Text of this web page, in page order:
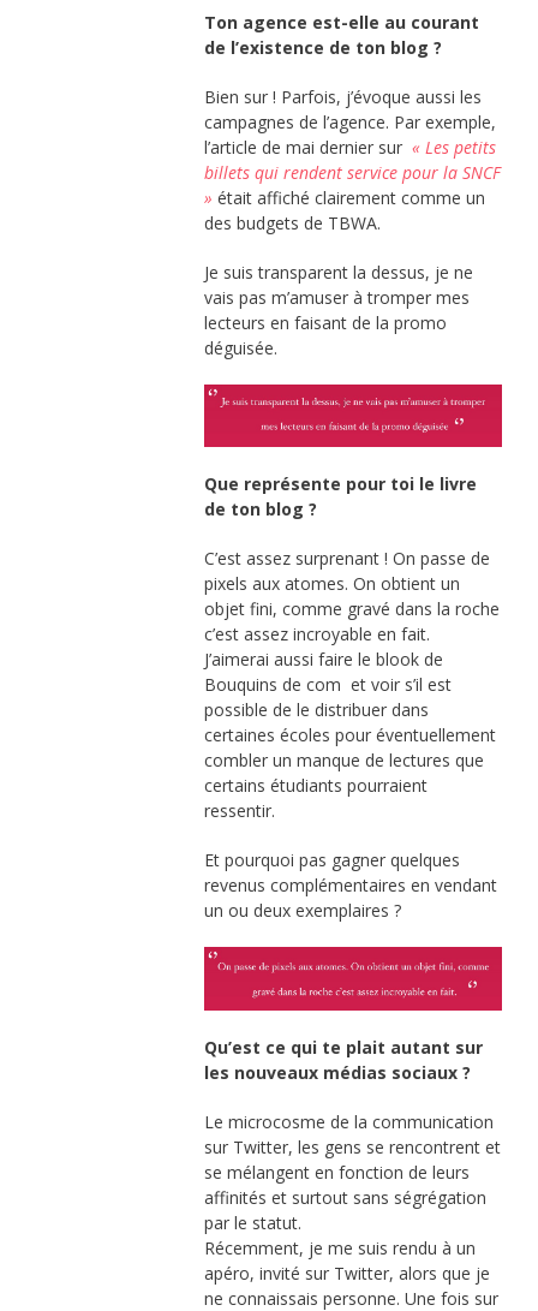
Ton agence est-elle au courant
de l’existence de ton blog ?
Bien sur ! Parfois, j’évoque aussi les
campagnes de l’agence. Par exemple,
l’article de mai dernier sur « Les petits
billets qui rendent service pour la SNCF
» était affiché clairement comme un
des budgets de TBWA.
Je suis transparent la dessus, je ne
vais pas m’amuser à tromper mes
lecteurs en faisant de la promo
déguisée.
Que représente pour toi le livre
de ton blog ?
C’est assez surprenant ! On passe de
pixels aux atomes. On obtient un
objet fini, comme gravé dans la roche
c’est assez incroyable en fait.
J’aimerai aussi faire le blook de
Bouquins de com et voir s’il est
possible de le distribuer dans
certaines écoles pour éventuellement
combler un manque de lectures que
certains étudiants pourraient
ressentir.
Et pourquoi pas gagner quelques
revenus complémentaires en vendant
un ou deux exemplaires ?
Qu’est ce qui te plait autant sur
les nouveaux médias sociaux ?
Le microcosme de la communication
sur Twitter, les gens se rencontrent et
se mélangent en fonction de leurs
affinités et surtout sans ségrégation
par le statut.
Récemment, je me suis rendu à un
apéro, invité sur Twitter, alors que je
ne connaissais personne. Une fois sur